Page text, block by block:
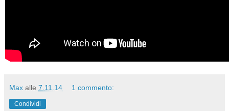
Max alle 7.11.14 1 commento:
Condividi